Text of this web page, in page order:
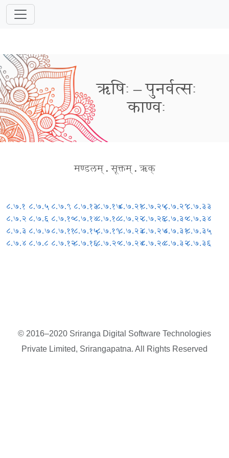
ऋषिः – पुनर्वत्सः
काण्वः
मण्डलम् . सूक्तम् . ऋक्
८.७.१
८.७.२
८.७.३
८.७.४
८.७.५
८.७.६
८.७.७
८.७.८
८.७.९
८.७.१०
८.७.११
८.७.१२
८.७.१३
८.७.१४
८.७.१५
८.७.१६
८.७.१७
८.७.१८
८.७.१९
८.७.२०
८.७.२१
८.७.२२
८.७.२३
८.७.२४
८.७.२५
८.७.२६
८.७.२७
८.७.२८
८.७.२९
८.७.३०
८.७.३१
८.७.३२
८.७.३३
८.७.३४
८.७.३५
८.७.३६
© 2016–2020 Sriranga Digital Software Technologies
Private Limited, Srirangapatna. All Rights Reserved